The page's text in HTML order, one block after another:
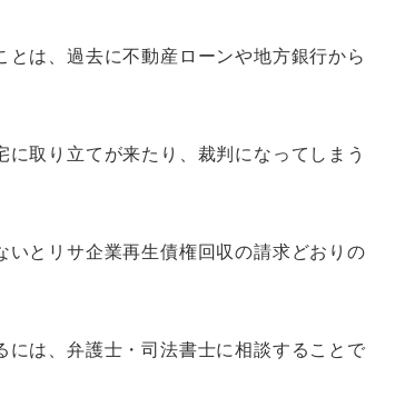
は、過去に不動産ローンや地方銀行から
取り立てが来たり、裁判になってしまう
とリサ企業再生債権回収の請求どおりの
には、弁護士・司法書士に相談することで